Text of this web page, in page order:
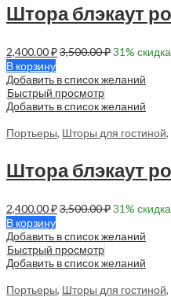
2,400.00₽3,500.00₽31% скидка
В корзину
Добавить в список желаний
Быстрый просмотр
Добавить в список желаний
Портьеры, Шторы для гостиной,
2,400.00₽3,500.00₽31% скидка
В корзину
Добавить в список желаний
Быстрый просмотр
Добавить в список желаний
Портьеры, Шторы для гостиной,